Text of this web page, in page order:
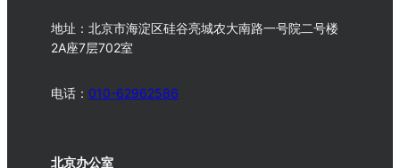
地址：北京市海淀区硅谷亮城农大南路一号院二号楼
2A座7层702室
电话：010-62962586
北京办公室